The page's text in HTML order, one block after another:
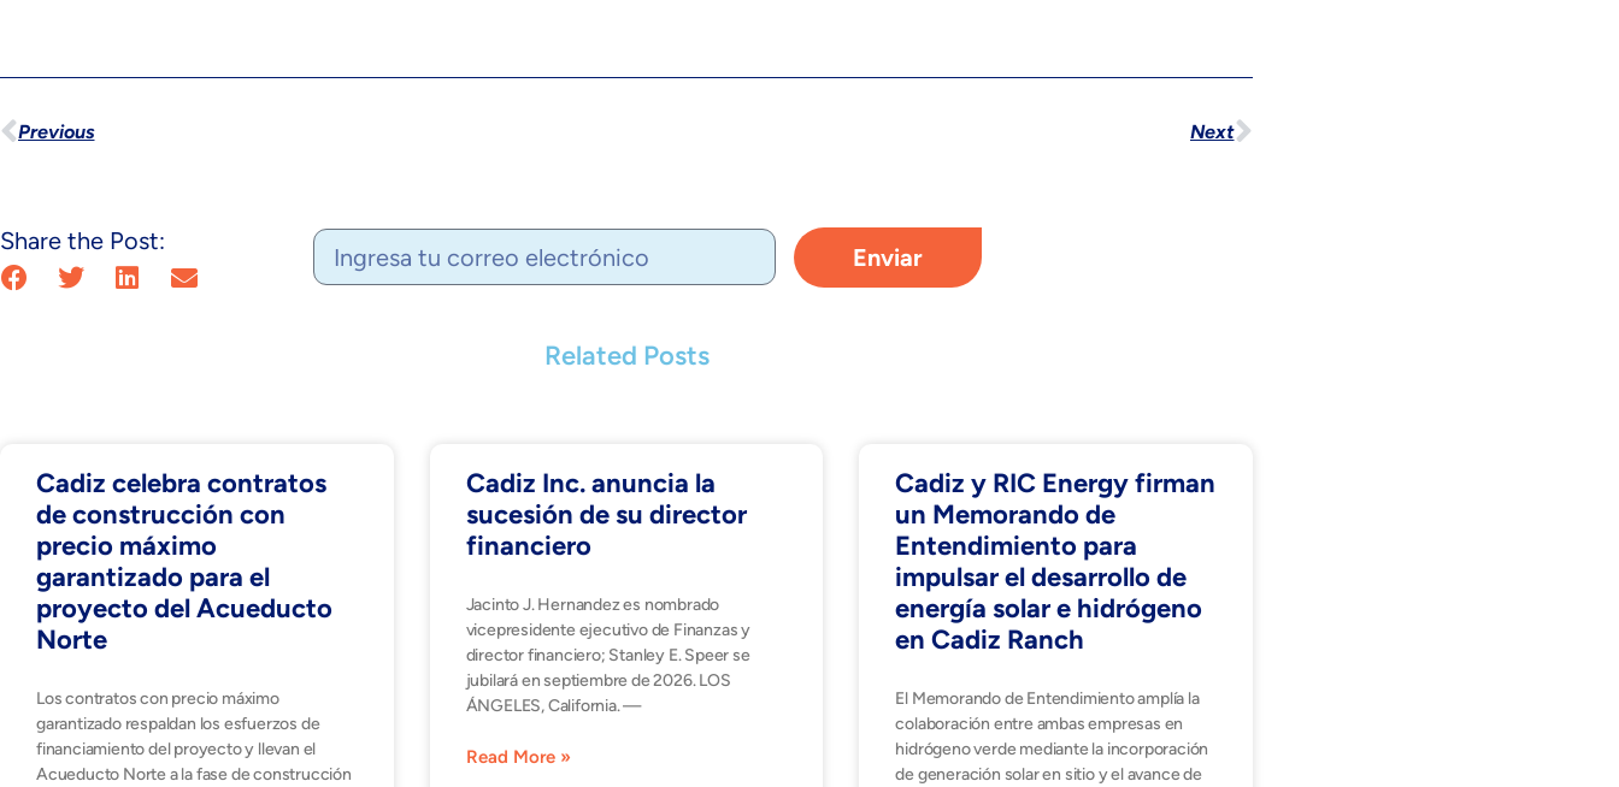
Previous Next
Share the Post:
Enviar
Related Posts
Cadiz celebra contratos
de construcción con
precio máximo
garantizado para el
proyecto del Acueducto
Norte
Los contratos con precio máximo
garantizado respaldan los esfuerzos de
financiamiento del proyecto y llevan el
Acueducto Norte a la fase de construcción
Cadiz Inc. anuncia la
sucesión de su director
financiero
Jacinto J. Hernandez es nombrado
vicepresidente ejecutivo de Finanzas y
director financiero; Stanley E. Speer se
jubilará en septiembre de 2026. LOS
ÁNGELES, California. —
Read More »
Cadiz y RIC Energy firman
un Memorando de
Entendimiento para
impulsar el desarrollo de
energía solar e hidrógeno
en Cadiz Ranch
El Memorando de Entendimiento amplía la
colaboración entre ambas empresas en
hidrógeno verde mediante la incorporación
de generación solar en sitio y el avance de